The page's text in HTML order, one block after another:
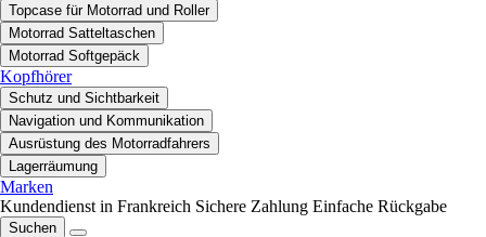
Topcase für Motorrad und Roller
Motorrad Satteltaschen
Motorrad Softgepäck
Kopfhörer
Schutz und Sichtbarkeit
Navigation und Kommunikation
Ausrüstung des Motorradfahrers
Lagerräumung
Marken
Kundendienst in Frankreich Sichere Zahlung Einfache Rückgabe
Suchen